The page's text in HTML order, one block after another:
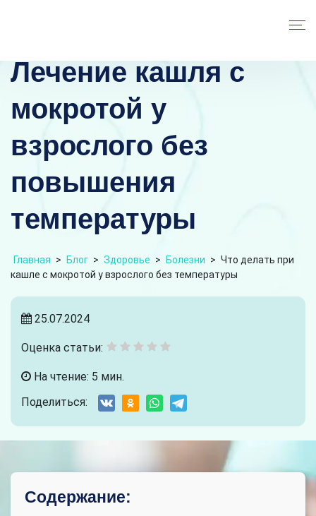
Лечение кашля с
мокротой у
взрослого без
повышения
температуры
Главная > Блог > Здоровье > Болезни > Что делать при
кашле с мокротой у взрослого без температуры
25.07.2024
Оценка статьи:
На чтение: 5 мин.
Поделиться:
Содержание: